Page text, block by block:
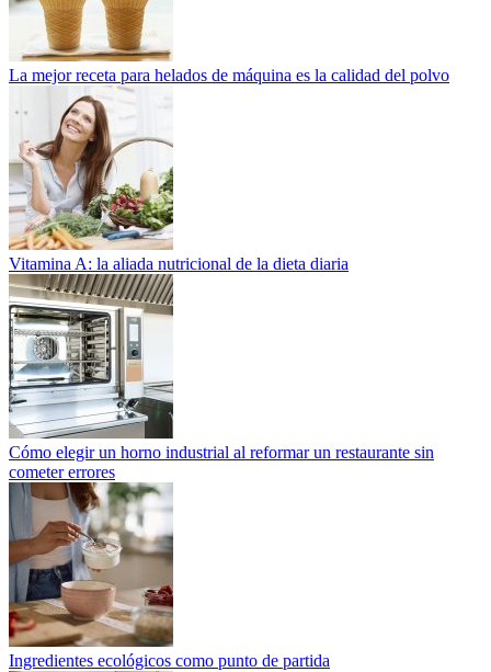
La mejor receta para helados de máquina es la calidad del polvo
Vitamina A: la aliada nutricional de la dieta diaria
Cómo elegir un horno industrial al reformar un restaurante sin
cometer errores
Ingredientes ecológicos como punto de partida